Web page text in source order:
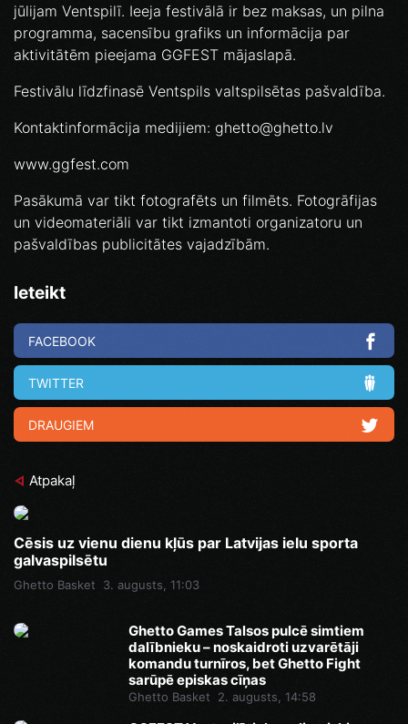
jūlijam Ventspilī. Ieeja festivālā ir bez maksas, un pilna
programma, sacensību grafiks un informācija par
aktivitātēm pieejama GGFEST mājaslapā.
Festivālu līdzfinasē Ventspils valtspilsētas pašvaldība.
Kontaktinformācija medijiem: ghetto@ghetto.lv
www.ggfest.com
Pasākumā var tikt fotografēts un filmēts. Fotogrāfijas
un videomateriāli var tikt izmantoti organizatoru un
pašvaldības publicitātes vajadzībām.
Ieteikt
FACEBOOK
TWITTER
DRAUGIEM
Atpakaļ
Cēsis uz vienu dienu kļūs par Latvijas ielu sporta
galvaspilsētu
Ghetto Basket 3. augusts, 11:03
Ghetto Games Talsos pulcē simtiem
dalībnieku – noskaidroti uzvarētāji
komandu turnīros, bet Ghetto Fight
sarūpē episkas cīņas
Ghetto Basket 2. augusts, 14:58